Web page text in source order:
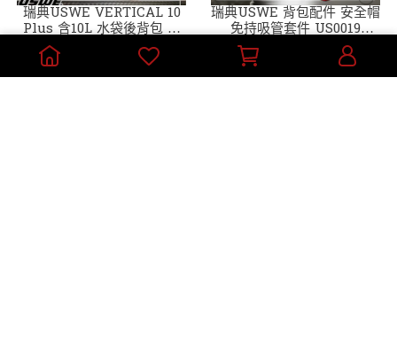
瑞典USWE VERTICAL 10
Plus 含10L 水袋後背包 無
彈跳 Carbon PACKS 越野
加入購物車
瑞典USWE 背包配件 安全帽
免持吸管套件 US0019
101004紅 旅行 越野 林道 水
加入購物車